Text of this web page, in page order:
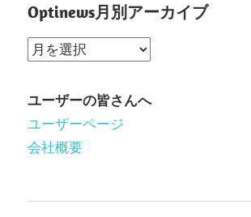
Optinews月別アーカイブ
Optinews
別
ア
ー
ユーザーの皆さんへ
ユーザーページ
会社概要